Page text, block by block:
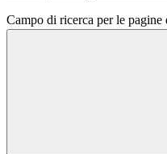
Campo di ricerca per le pagine